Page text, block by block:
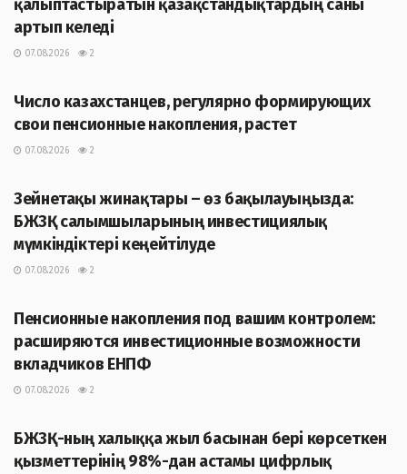
қалыптастыратын қазақстандықтардың саны
артып келеді
07.08.2026
2
Число казахстанцев, регулярно формирующих
свои пенсионные накопления, растет
07.08.2026
2
Зейнетақы жинақтары – өз бақылауыңызда:
БЖЗҚ салымшыларының инвестициялық
мүмкіндіктері кеңейтілуде
07.08.2026
2
Пенсионные накопления под вашим контролем:
расширяются инвестиционные возможности
вкладчиков ЕНПФ
07.08.2026
2
БЖЗҚ-ның халыққа жыл басынан бері көрсеткен
қызметтерінің 98%-дан астамы цифрлық